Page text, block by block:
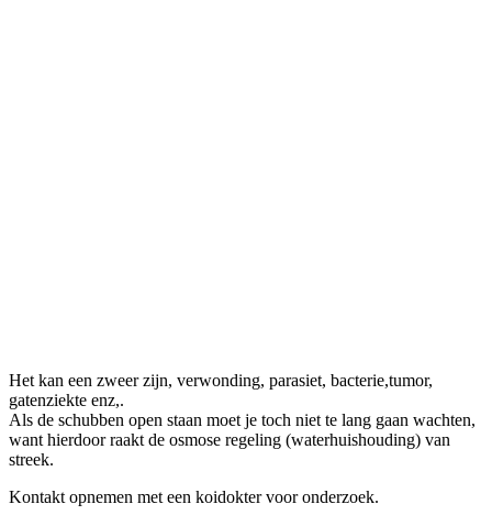
Het kan een zweer zijn, verwonding, parasiet, bacterie,tumor,
gatenziekte enz,.
Als de schubben open staan moet je toch niet te lang gaan wachten,
want hierdoor raakt de osmose regeling (waterhuishouding) van
streek.
Kontakt opnemen met een koidokter voor onderzoek.